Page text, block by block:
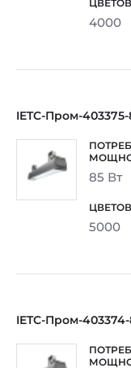
4000
IETC-Пром-403375-
85 Вт
5000
IETC-Пром-403374-